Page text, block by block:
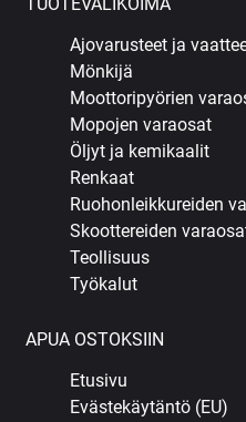
TUOTEVALIKOIMA
Ajovarusteet ja
Mönkijä
Moottoripyörien
Mopojen varaosat
Öljyt ja kemikaalit
Renkaat
Ruohonleikkureiden
Skoottereiden
Teollisuus
Työkalut
APUA OSTOKSIIN
Etusivu
Evästekäytäntö (EU)